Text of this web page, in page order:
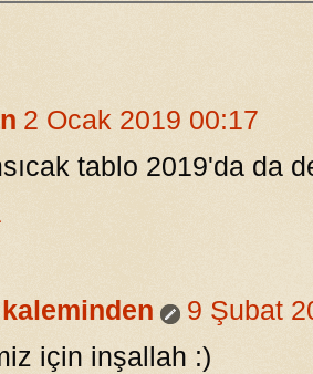
2 Ocak 2019 00:17
tablo 2019'da da
9 Şubat
için inşallah :)